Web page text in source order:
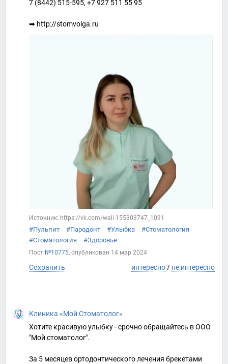
7 (8442) 515-595, +7 927 511 55 95
➡ http://stomvolga.ru
Источник: https://vk.com/wall-155303747_1091
#Пульпит #Пародонт #Улыбка
#Стоматология
#Стоматология
#Здоровье
Пост №10775, опубликован 14 мар 2024
Сохранить интересно/ не интересно
Клиника «Мой Стоматолог»
Хотите красивую улыбку - срочно обращайтесь в ООО
"Мой стоматолог".
За 5 месяцев ортодонтического лечения брекетами